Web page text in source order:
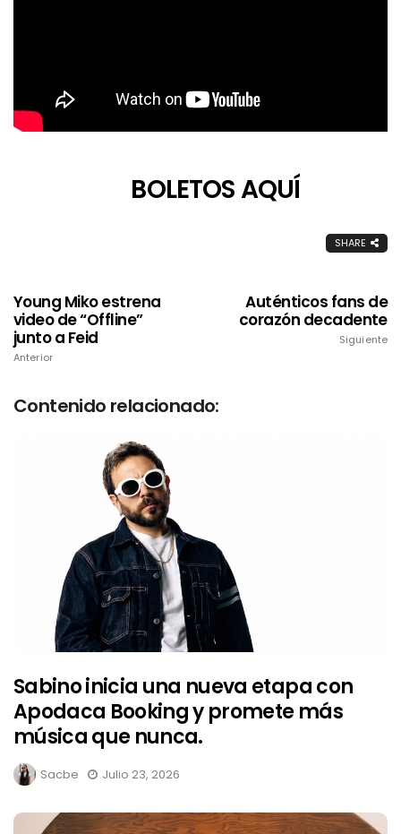
BOLETOS AQUÍ
SHARE
Young Miko estrena
video de “Offline”
junto a Feid
Anterior
Auténticos fans de
corazón decadente
Siguiente
Contenido relacionado:
Sabino inicia una nueva etapa con
Apodaca Booking y promete más
música que nunca.
Sacbe Julio 23, 2026